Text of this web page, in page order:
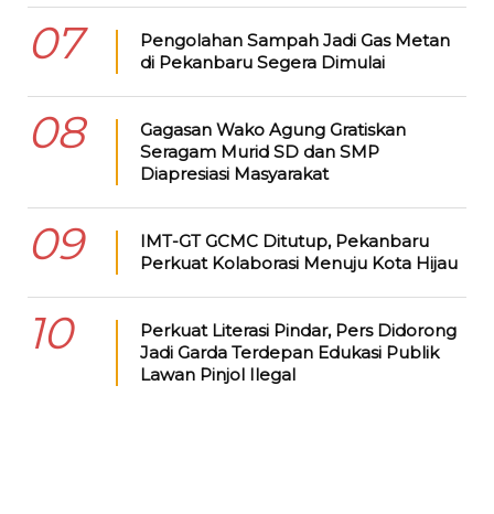
07
Pengolahan Sampah Jadi Gas Metan
di Pekanbaru Segera Dimulai
08
Gagasan Wako Agung Gratiskan
Seragam Murid SD dan SMP
Diapresiasi Masyarakat
09
IMT-GT GCMC Ditutup, Pekanbaru
Perkuat Kolaborasi Menuju Kota Hijau
10
Perkuat Literasi Pindar, Pers Didorong
Jadi Garda Terdepan Edukasi Publik
Lawan Pinjol Ilegal